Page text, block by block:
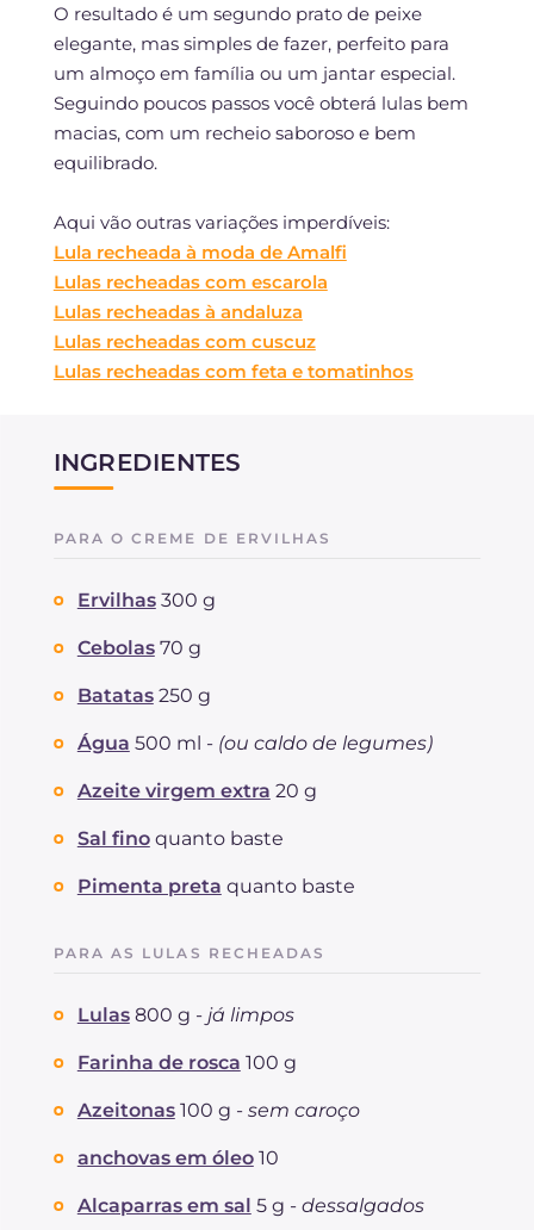
O resultado é um segundo prato de peixe
elegante, mas simples de fazer, perfeito para
um almoço em família ou um jantar especial.
Seguindo poucos passos você obterá lulas bem
macias, com um recheio saboroso e bem
equilibrado.
Aqui vão outras variações imperdíveis:
Lula recheada à moda de Amalfi
Lulas recheadas com escarola
Lulas recheadas à andaluza
Lulas recheadas com cuscuz
Lulas recheadas com feta e tomatinhos
INGREDIENTES
PARA O CREME DE ERVILHAS
Ervilhas 300 g
Cebolas 70 g
Batatas 250 g
Água 500 ml - (ou caldo de legumes)
Azeite virgem extra 20 g
Sal fino quanto baste
Pimenta preta quanto baste
PARA AS LULAS RECHEADAS
Lulas 800 g - já limpos
Farinha de rosca 100 g
Azeitonas 100 g - sem caroço
anchovas em óleo 10
Alcaparras em sal 5 g - dessalgados